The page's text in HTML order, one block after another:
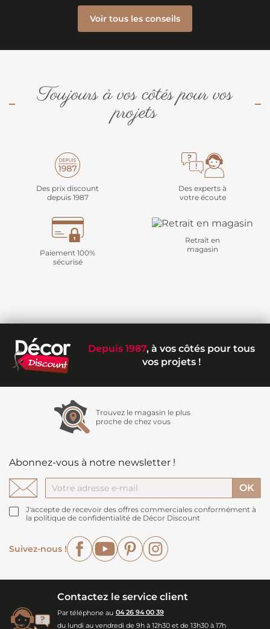
Voir tous les conseils
Toujours à vos côtés pour vos
projets
Des prix discount
depuis 1987
Des experts à
votre écoute
Paiement 100%
sécurisé
Retrait en
magasin
Depuis 1987, à vos côtés pour tous
vos projets !
Trouvez le magasin le plus
proche de chez vous
Abonnez-vous à notre newsletter !
J'accepte de recevoir des offres commerciales conformément à
la politique de confidentialité de Décor Discount
Suivez-nous !
FacebookYouTubePinterest
Contactez le service client
Par téléphone au 04 26 94 00 39
du lundi au vendredi de 9h à 12h30 et de 13h30 à 17h